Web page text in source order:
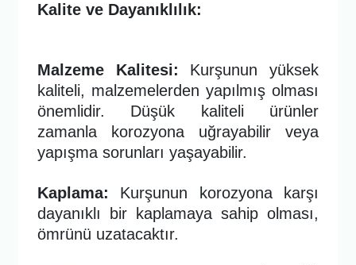
Kalite ve Dayanıklılık:
Malzeme Kalitesi: Kurşunun yüksek
kaliteli, malzemelerden yapılmış olması
önemlidir. Düşük kaliteli ürünler
zamanla korozyona uğrayabilir veya
yapışma sorunları yaşayabilir.
Kaplama:
Kurşunun korozyona karşı
dayanıklı bir kaplamaya sahip olması,
ömrünü uzatacaktır.